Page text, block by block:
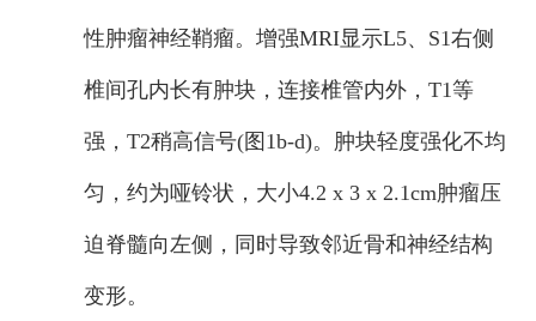
性肿瘤神经鞘瘤。增强MRI显示L5、S1右侧
椎间孔内长有肿块，连接椎管内外，T1等
强，T2稍高信号(图1b-d)。肿块轻度强化不均
匀，约为哑铃状，大小4.2 x 3 x 2.1cm肿瘤压
迫脊髓向左侧，同时导致邻近骨和神经结构
变形。